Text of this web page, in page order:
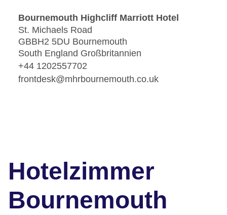
Bournemouth Highcliff Marriott Hotel
St. Michaels Road
GBBH2 5DU Bournemouth
South England Großbritannien
+44 1202557702
frontdesk@mhrbournemouth.co.uk
Hotelzimmer
Bournemouth